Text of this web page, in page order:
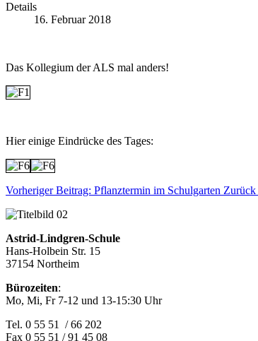
Details
16. Februar 2018
Das Kollegium der ALS mal anders!
Hier einige Eindrücke des Tages:
Vorheriger Beitrag: Pflanztermin im Schulgarten Zurück
Astrid-Lindgren-Schule
Hans-Holbein Str. 15
37154 Northeim
Bürozeiten:
Mo, Mi, Fr 7-12 und 13-15:30 Uhr
Tel. 0 55 51 / 66 202
Fax 0 55 51 / 91 45 08